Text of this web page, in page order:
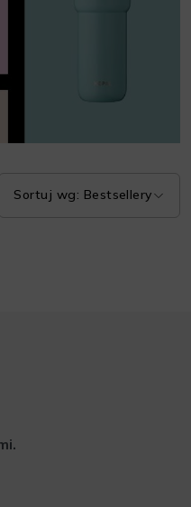
Sortuj wg: Bestsellery